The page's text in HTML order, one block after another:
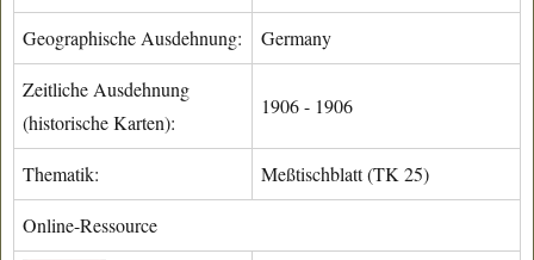
Geographische Ausdehnung: Germany
Zeitliche Ausdehnung
(historische Karten):
1906 - 1906
Thematik: Meßtischblatt (TK 25)
Online-Ressource